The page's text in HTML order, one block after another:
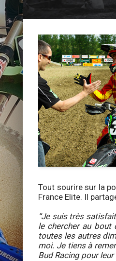
Tout sourire sur la
France Elite. Il
“Je suis très
le chercher au bout
toutes les autres
moi. Je tiens à
Bud Racing pour